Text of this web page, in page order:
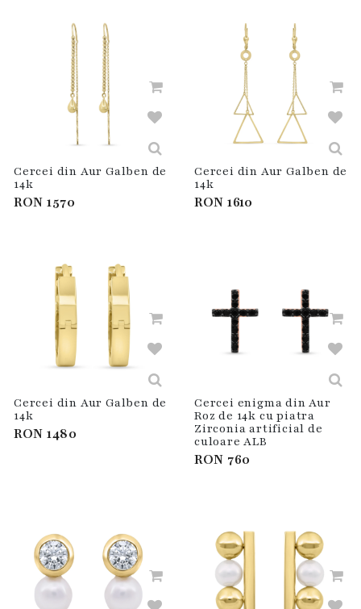
Cercei din Aur Galben de
14k
RON1570
Cercei din Aur Galben de
14k
RON1610
Cercei din Aur Galben de
14k
RON1480
Cercei enigma din Aur
Roz de 14k cu piatra
Zirconia artificial de
culoare ALB
RON 760